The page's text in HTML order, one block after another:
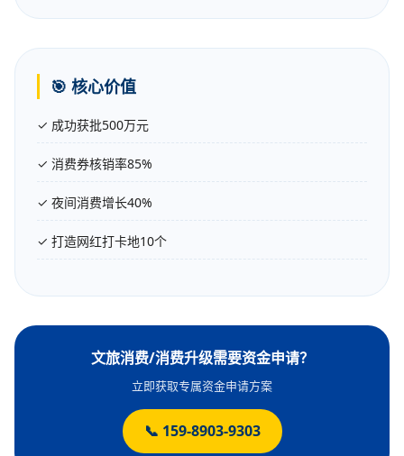
🎯 核心价值
✓ 成功获批500万元
✓ 消费券核销率85%
✓ 夜间消费增长40%
✓ 打造网红打卡地10个
文旅消费/消费升级需要资金申请？
立即获取专属资金申请方案
📞 159-8903-9303